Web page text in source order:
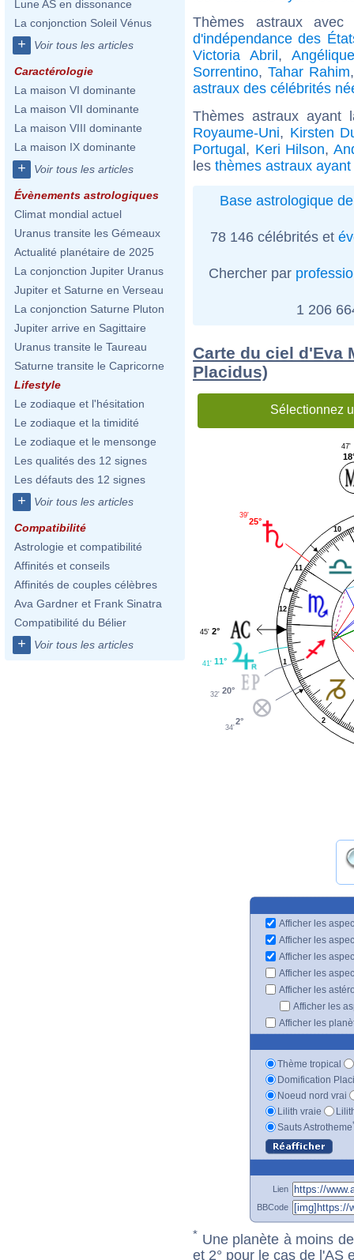
Lune AS en dissonance
La conjonction Soleil Vénus
+ Voir tous les articles
Caractérologie
La maison VI dominante
La maison VII dominante
La maison VIII dominante
La maison IX dominante
+ Voir tous les articles
Évènements astrologiques
Climat mondial actuel
Uranus transite les Gémeaux
Actualité planétaire de 2025
La conjonction Jupiter Uranus
Jupiter et Saturne en Verseau
La conjonction Saturne Pluton
Jupiter arrive en Sagittaire
Uranus transite le Taureau
Saturne transite le Capricorne
Lifestyle
Le zodiaque et l'hésitation
Le zodiaque et la timidité
Le zodiaque et le mensonge
Les qualités des 12 signes
Les défauts des 12 signes
+ Voir tous les articles
Compatibilité
Astrologie et compatibilité
Affinités et conseils
Affinités de couples célèbres
Ava Gardner et Frank Sinatra
Compatibilité du Bélier
+ Voir tous les articles
Thèmes astraux
d'indépendance des
Victoria Abril,
Sorrentino, Tahar Rahim
astraux des célébrités
Thèmes astraux
Royaume-Uni, Kirsten
Portugal, Keri Hilson,
les thèmes astraux
Base astrologique
78 146 célébrités et
Chercher par
1 206
Carte du ciel d'Eva
Placidus)
Sélectionnez
1
2
10
11
12
47'
25°
39'
2°
45'
11°
41'
20°
32'
2°
34'
Afficher les
Afficher les
Afficher les
Afficher les
Afficher les
Afficher les
Afficher les
Thème tropical
Domification
Noeud nord vrai
Lilith vraie
Sauts Astrotheme
Lien
BBCode
* Une planète à moins
et 2° pour le cas de l'AS